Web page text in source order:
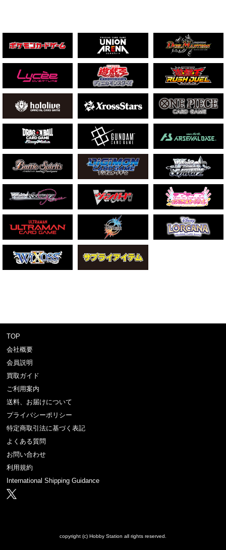
TOP
会社概要
会員説明
買取ガイド
ご利用案内
送料、お届けについて
プライバシーポリシー
特定商取引法に基づく表記
よくある質問
お問い合わせ
利用規約
International Shipping Guidance
copyright (c) Hobby Station all rights reserved.